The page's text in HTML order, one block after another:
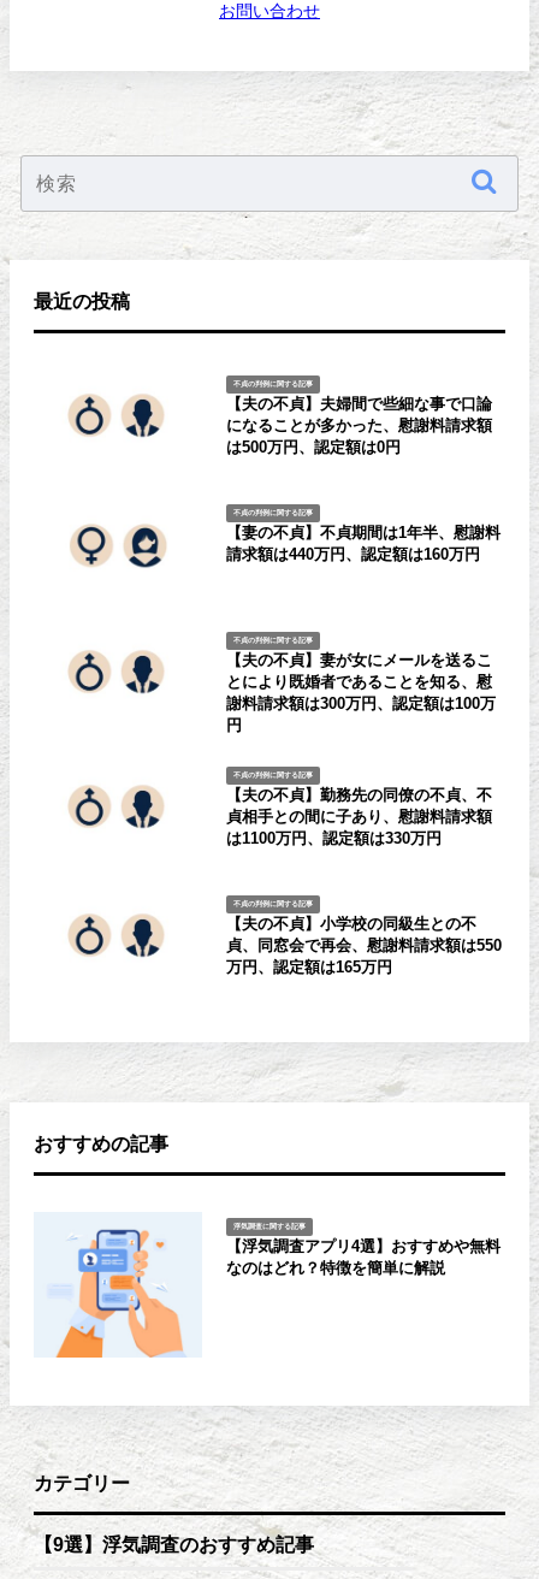
お問い合わせ
最近の投稿
不貞の判例に関する記事
【夫の不貞】夫婦間で些細な事で口論
になることが多かった、慰謝料請求額
は500万円、認定額は0円
不貞の判例に関する記事
【妻の不貞】不貞期間は1年半、慰謝料
請求額は440万円、認定額は160万円
不貞の判例に関する記事
【夫の不貞】妻が女にメールを送るこ
とにより既婚者であることを知る、慰
謝料請求額は300万円、認定額は100万
円
不貞の判例に関する記事
【夫の不貞】勤務先の同僚の不貞、不
貞相手との間に子あり、慰謝料請求額
は1100万円、認定額は330万円
不貞の判例に関する記事
【夫の不貞】小学校の同級生との不
貞、同窓会で再会、慰謝料請求額は550
万円、認定額は165万円
おすすめの記事
浮気調査に関する記事
【浮気調査アプリ4選】おすすめや無料
なのはどれ？特徴を簡単に解説
カテゴリー
【9選】浮気調査のおすすめ記事